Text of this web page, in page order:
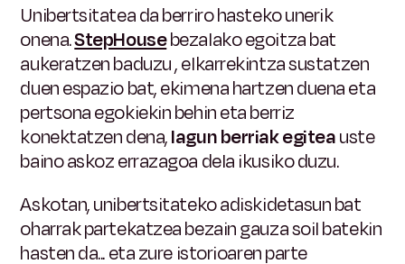
Unibertsitatea da berriro hasteko unerik
onena.StepHousebezalako egoitza bat
aukeratzen baduzu, elkarrekintza sustatzen
duen espazio bat, ekimena hartzen duena eta
pertsona egokiekin behin eta berriz
konektatzen dena,lagun berriak egiteauste
baino askoz errazagoa dela ikusiko duzu.
Askotan, unibertsitateko adiskidetasun bat
oharrak partekatzea bezain gauza soil batekin
hasten da... eta zure istorioaren parte